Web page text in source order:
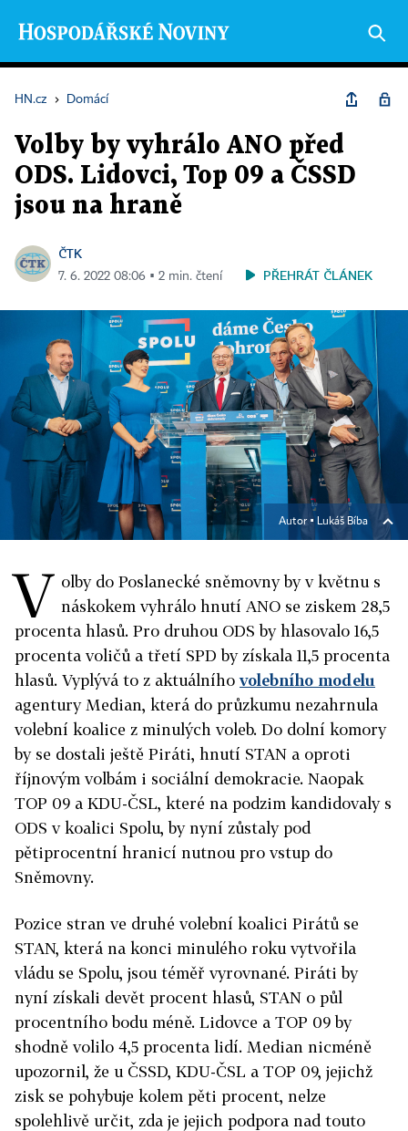
HN.cz › Domácí
Volby by vyhrálo ANO před
ODS. Lidovci, Top 09 a ČSSD
jsou na hraně
ČTK
7. 6. 2022 08:06 ▪ 2 min. čtení PŘEHRÁT ČLÁNEK
Autor ▪ Lukáš Bíba
V olby do Poslanecké sněmovny by v květnu s
náskokem vyhrálo hnutí ANO se ziskem 28,5
procenta hlasů. Pro druhou ODS by hlasovalo 16,5
procenta voličů a třetí SPD by získala 11,5 procenta
hlasů. Vyplývá to z aktuálníhovolebního modelu
agentury Median, která do průzkumu nezahrnula
volební koalice z minulých voleb. Do dolní komory
by se dostali ještě Piráti, hnutí STAN a oproti
říjnovým volbám i sociální demokracie. Naopak
TOP 09 a KDU-ČSL, které na podzim kandidovaly s
ODS v koalici Spolu, by nyní zůstaly pod
pětiprocentní hranicí nutnou pro vstup do
Sněmovny.
Pozice stran ve druhé volební koalici Pirátů se
STAN, která na konci minulého roku vytvořila
vládu se Spolu, jsou téměř vyrovnané. Piráti by
nyní získali devět procent hlasů, STAN o půl
procentního bodu méně. Lidovce a TOP 09 by
shodně volilo 4,5 procenta lidí. Median nicméně
upozornil, že u ČSSD, KDU-ČSL a TOP 09, jejichž
zisk se pohybuje kolem pěti procent, nelze
spolehlivě určit, zda je jejich podpora nad touto